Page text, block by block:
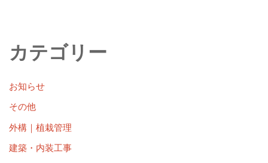
カテゴリー
お知らせ
その他
外構｜植栽管理
建築・内装工事